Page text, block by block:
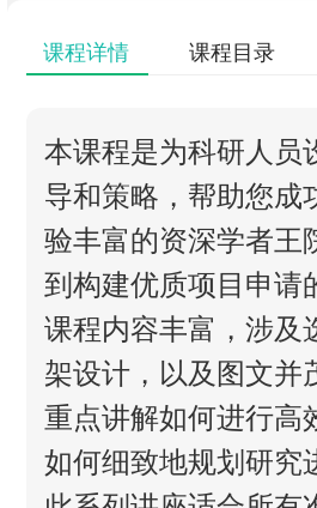
课程详情 课程目录
本课程是为科研人员
导和策略，帮助您
验丰富的资深学者王
到构建优质项目申请
课程内容丰富，涉及
架设计，以及图文
重点讲解如何进行高
如何细致地规划研究